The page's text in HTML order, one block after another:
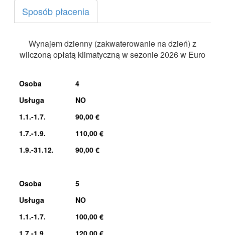
Sposób płacenia
Wynajem dzienny (zakwaterowanie na dzień) z
wliczoną opłatą klimatyczną w sezonie 2026 w Euro
Osoba
4
Usługa
NO
1.1.-1.7.
90,00 €
1.7.-1.9.
110,00 €
1.9.-31.12.
90,00 €
Osoba
5
Usługa
NO
1.1.-1.7.
100,00 €
1.7.-1.9.
120,00 €